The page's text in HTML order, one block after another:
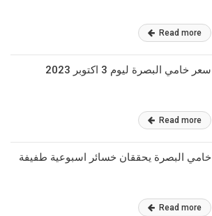
Read more
سعر خامي البصرة ليوم 3 اكتوبر 2023
Read more
خامي البصرة يحققان خسائر اسبوعية طفيفة
Read more